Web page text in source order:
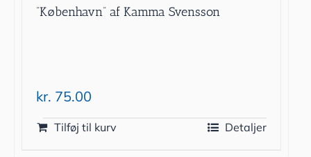
”København” af Kamma Svensson
kr. 75.00
Tilføj til kurv Detaljer